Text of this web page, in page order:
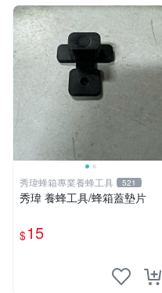
秀瑋蜂箱專業養蜂工具 521
秀瑋 養蜂工具/蜂箱蓋墊片
$15